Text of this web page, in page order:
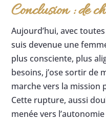
Conclusion : de
Aujourd’hui, avec
suis devenue une
plus consciente, plus
besoins, j’ose sortir de
marche vers la mission
Cette rupture, aussi
menée vers l’autonomie